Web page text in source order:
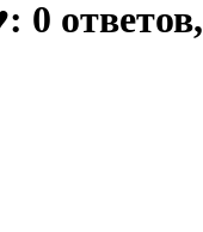
0 ответов,